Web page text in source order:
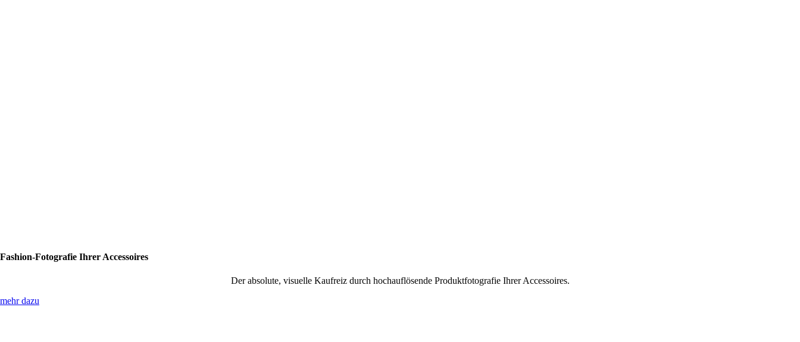
Fashion-Fotografie Ihrer Accessoires
Der absolute, visuelle Kaufreiz durch hochauflösende Produktfotografie Ihrer Accessoires.
mehr dazu